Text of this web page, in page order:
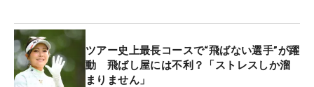
ツアー史上最長コースで“飛ばない選手”が躍
動 飛ばし屋には不利？「ストレスしか溜
まりません」